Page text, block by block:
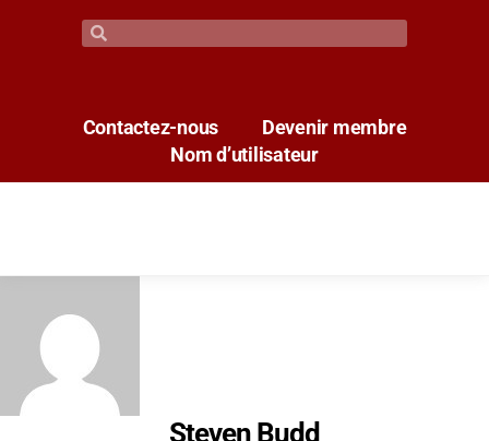
Contactez-nous
Devenir membre
Nom d’utilisateur
Steven Budd